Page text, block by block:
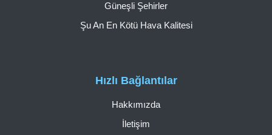
Hızlı Bağlantılar
Hakkımızda
İletişim
Güneşli Şehirler
Şu An En Kötü Hava Kalitesi